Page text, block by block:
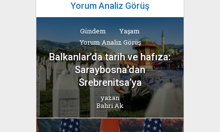
Yorum Analiz Görüş
Gündem
Yaşam
Yorum Analiz Görüş
Balkanlar’da tarih ve hafıza:
Saraybosna’dan
Srebrenitsa’ya
yazan
Bahri Ak